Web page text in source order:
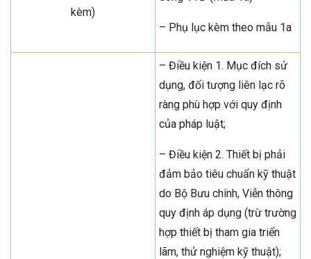
kèm)
– Phụ lục kèm theo mẫu 1a
– Điều kiện 1. Mục đích sử
dụng, đối tượng liên lạc rõ
ràng phù hợp với quy định
của pháp luật;
– Điều kiện 2. Thiết bị phải
đảm bảo tiêu chuẩn kỹ thuật
do Bộ Bưu chính, Viễn thông
quy định áp dụng (trừ trường
hợp thiết bị tham gia triển
lãm, thử nghiệm kỹ thuật);